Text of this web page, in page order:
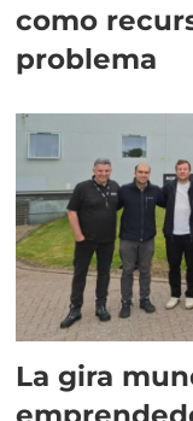
como
problema
La gira